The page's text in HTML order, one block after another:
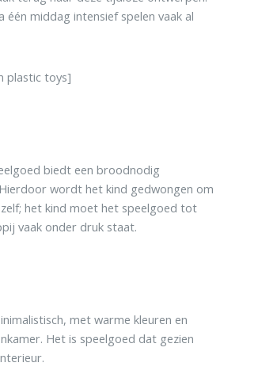
middag intensief spelen vaak al
plastic toys]
biedt een broodnodig
wordt het kind gedwongen om
het kind moet het speelgoed tot
vaak onder druk staat.
met warme kleuren en
Het is speelgoed dat gezien